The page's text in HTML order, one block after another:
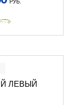
РУБ.
ЛЕВЫЙ